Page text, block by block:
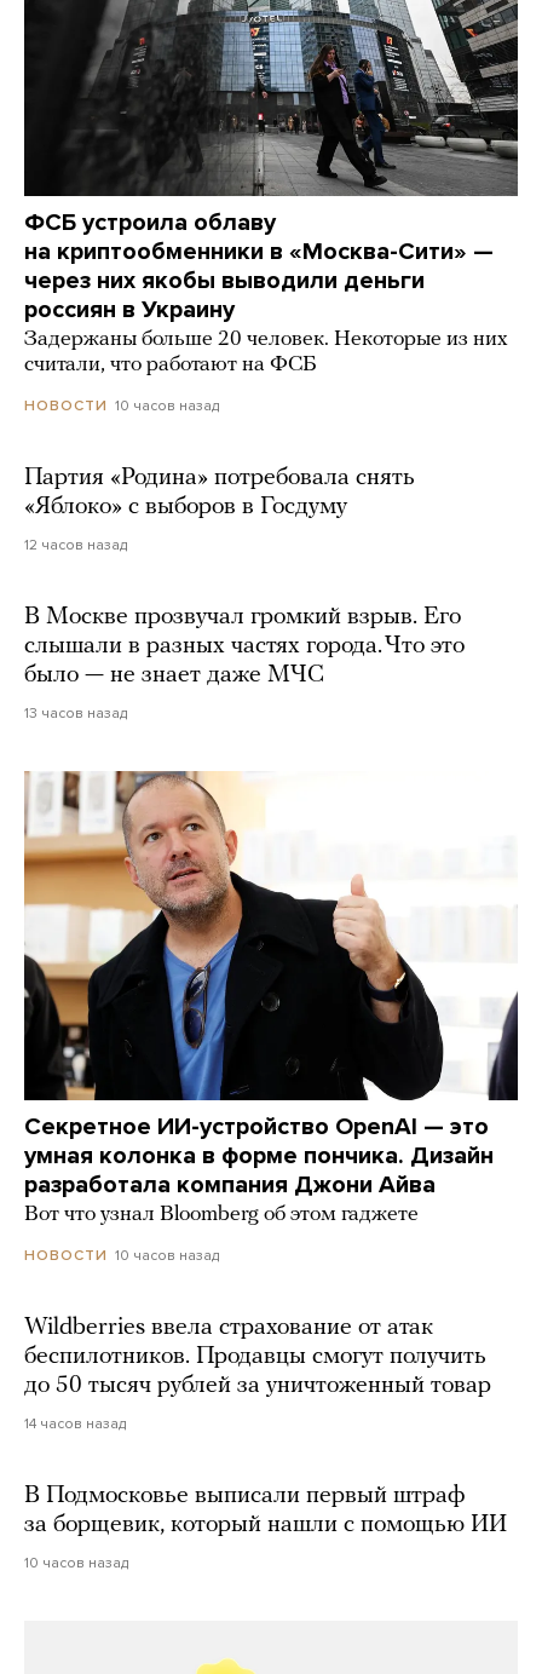
ФСБ устроила облаву
на криптообменники в «Москва-Сити» —
через них якобы выводили деньги
россиян в Украину
Задержаны больше 20 человек. Некоторые из них
считали, что работают на ФСБ
НОВОСТИ 10 часов назад
Партия «Родина» потребовала снять
«Яблоко» с выборов в Госдуму
12 часов назад
В Москве прозвучал громкий взрыв. Его
слышали в разных частях города. Что это
было — не знает даже МЧС
13 часов назад
Секретное ИИ-устройство OpenAI — это
умная колонка в форме пончика. Дизайн
разработала компания Джони Айва
Вот что узнал Bloomberg об этом гаджете
НОВОСТИ 10 часов назад
Wildberries ввела страхование от атак
беспилотников. Продавцы смогут получить
до 50 тысяч рублей за уничтоженный товар
14 часов назад
В Подмосковье выписали первый штраф
за борщевик, который нашли с помощью ИИ
10 часов назад